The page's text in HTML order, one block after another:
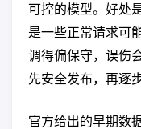
可控的模型。好处
是一些正常请求可
调得偏保守，误伤
先安全发布，再逐
官方给出的早期数